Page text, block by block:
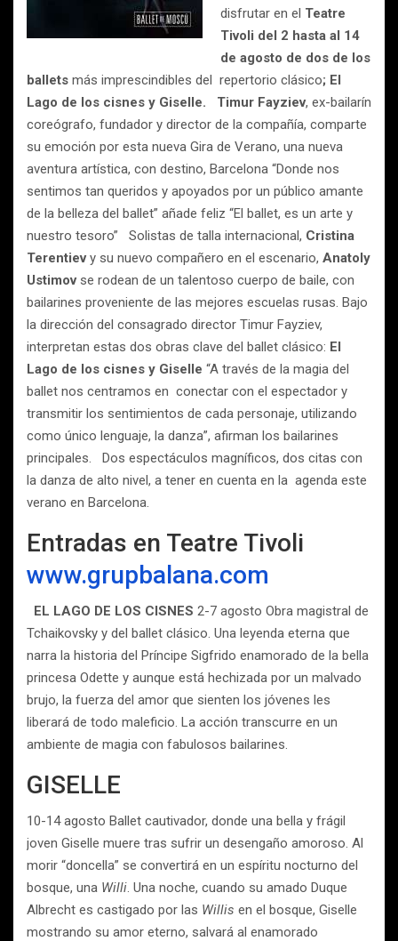
disfrutar en el Teatre
Tivoli del 2 hasta al 14
de agosto de dos de los
ballets más imprescindibles del repertorio clásico; El
Lago de los cisnes y Giselle.
Timur Fayziev, ex-bailarín
coreógrafo, fundador y director de la compañía, comparte
su emoción por esta nueva Gira de Verano, una nueva
aventura artística, con destino, Barcelona “Donde nos
sentimos tan queridos y apoyados por un público amante
de la belleza del ballet” añade feliz “El ballet, es un arte y
nuestro tesoro” Solistas de talla internacional, Cristina
Terentievy su nuevo compañero en el escenario, Anatoly
Ustimovse rodean de un talentoso cuerpo de baile, con
bailarines proveniente de las mejores escuelas rusas. Bajo
la dirección del consagrado director Timur Fayziev,
interpretan estas dos obras clave del ballet clásico: El
Lago de los cisnes y Giselle “A través de la magia del
ballet nos centramos en conectar con el espectador y
transmitir los sentimientos de cada personaje, utilizando
como único lenguaje, la danza”, afirman los bailarines
principales. Dos espectáculos magníficos, dos citas con
la danza de alto nivel, a tener en cuenta en la agenda este
verano en Barcelona.
Entradas en Teatre Tivoli
www.grupbalana.com
EL LAGO DE LOS CISNES 2-7 agosto Obra magistral de
Tchaikovsky y del ballet clásico. Una leyenda eterna que
narra la historia del Príncipe Sigfrido enamorado de la bella
princesa Odette y aunque está hechizada por un malvado
brujo, la fuerza del amor que sienten los jóvenes les
liberará de todo maleficio. La acción transcurre en un
ambiente de magia con fabulosos bailarines.
GISELLE
10-14 agosto Ballet cautivador, donde una bella y frágil
joven Giselle muere tras sufrir un desengaño amoroso. Al
morir “doncella” se convertirá en un espíritu nocturno del
bosque, una Willi. Una noche, cuando su amado Duque
Albrecht es castigado por las Willis en el bosque, Giselle
mostrando su amor eterno, salvará al enamorado